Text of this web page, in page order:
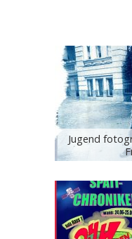
Jugend